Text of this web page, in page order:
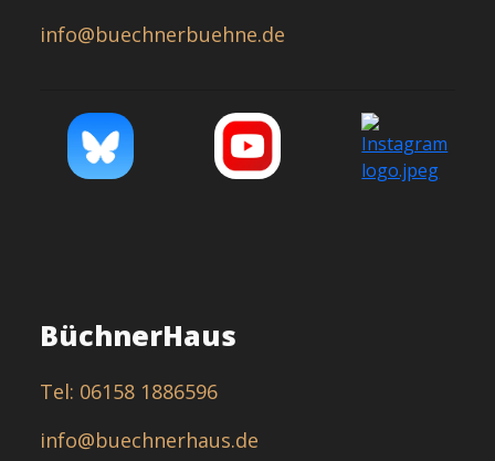
info@buechnerbuehne.de
BüchnerHaus
Tel: 06158 1886596
info@buechnerhaus.de